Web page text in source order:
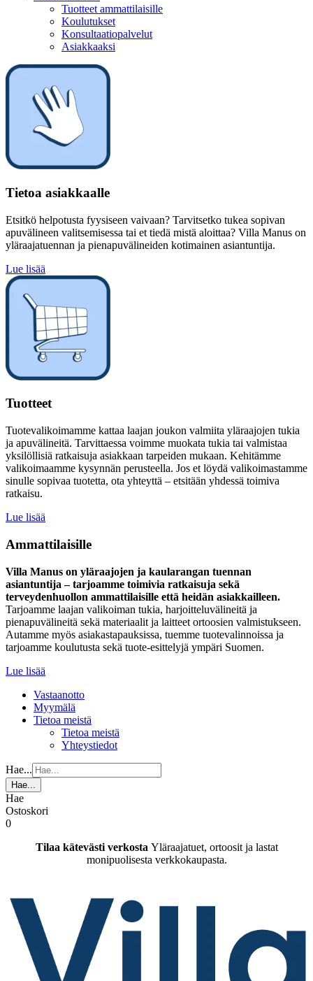
Tuotteet ammattilaisille
Koulutukset
Konsultaatiopalvelut
Asiakkaaksi
Tietoa asiakkaalle
Etsitkö helpotusta fyysiseen vaivaan? Tarvitsetko tukea sopivan
apuvälineen valitsemisessa tai et tiedä mistä aloittaa? Villa Manus on
yläraajatuennan ja pienapuvälineiden kotimainen asiantuntija.
Lue lisää
Tuotteet
Tuotevalikoimamme kattaa laajan joukon valmiita yläraajojen tukia
ja apuvälineitä. Tarvittaessa voimme muokata tukia tai valmistaa
yksilöllisiä ratkaisuja asiakkaan tarpeiden mukaan. Kehitämme
valikoimaamme kysynnän perusteella. Jos et löydä valikoimastamme
sinulle sopivaa tuotetta, ota yhteyttä – etsitään yhdessä toimiva
ratkaisu.
Lue lisää
Ammattilaisille
Villa Manus on yläraajojen ja kaularangan tuennan
asiantuntija – tarjoamme toimivia ratkaisuja sekä
terveydenhuollon ammattilaisille että heidän asiakkailleen.
Tarjoamme laajan valikoiman tukia, harjoitteluvälineitä ja
pienapuvälineitä sekä materiaalit ja laitteet ortoosien valmistukseen.
Autamme myös asiakastapauksissa, tuemme tuotevalinnoissa ja
tarjoamme koulutusta sekä tuote-esittelyjä ympäri Suomen.
Lue lisää
Vastaanotto
Myymälä
Tietoa meistä
Tietoa meistä
Yhteystiedot
Hae...
Hae...
Hae
Ostoskori
0
Tilaa kätevästi verkosta Yläraajatuet, ortoosit ja lastat
monipuolisesta verkkokaupasta.